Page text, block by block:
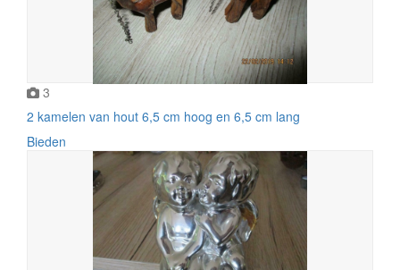
3
2 kamelen van hout 6,5 cm hoog en 6,5 cm lang
Bieden